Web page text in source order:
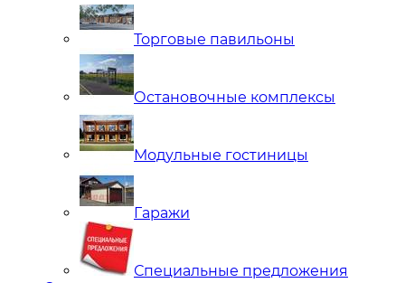
Торговые павильоны
Остановочные комплексы
Модульные гостиницы
Гаражи
Специальные предложения